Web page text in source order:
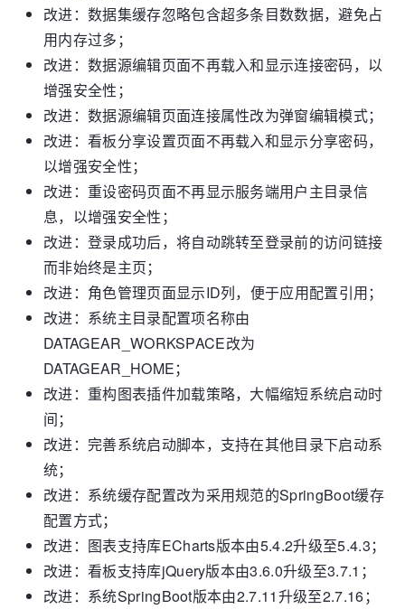
改进：数据集缓存忽略包含超多条目数数据，避免占
用内存过多；
改进：数据源编辑页面不再载入和显示连接密码，以
增强安全性；
改进：数据源编辑页面连接属性改为弹窗编辑模式；
改进：看板分享设置页面不再载入和显示分享密码，
以增强安全性；
改进：重设密码页面不再显示服务端用户主目录信
息，以增强安全性；
改进：登录成功后，将自动跳转至登录前的访问链接
而非始终是主页；
改进：角色管理页面显示ID列，便于应用配置引用；
改进：系统主目录配置项名称由
DATAGEAR_WORKSPACE改为
DATAGEAR_HOME；
改进：重构图表插件加载策略，大幅缩短系统启动时
间；
改进：完善系统启动脚本，支持在其他目录下启动系
统；
改进：系统缓存配置改为采用规范的SpringBoot缓存
配置方式；
改进：图表支持库ECharts版本由5.4.2升级至5.4.3；
改进：看板支持库jQuery版本由3.6.0升级至3.7.1；
改进：系统SpringBoot版本由2.7.11升级至2.7.16；